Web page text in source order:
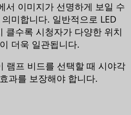
서 이미지가 선명하게 보일 수
미합니다. 일반적으로 LED
클수록 시청자가 다양한 위치
더욱 일관됩니다.
램프 비드를 선택할 때 시야각
과를 보장해야 합니다.